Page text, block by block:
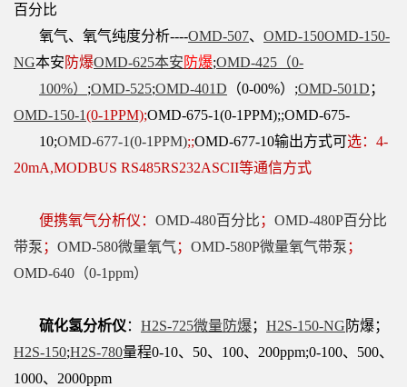
百分比
氧气、氧气纯度分析----OMD-507、 OMD-150OMD-150-
NG本安 防爆OMD-625本安 防爆;OMD-425（0-
100%） ;OMD-525;OMD-401D （0-00%）;OMD-501D ；
OMD-150-1(0-1PPM);OMD-675-1(0-1PPM);;OMD-675-
10;OMD-677-1(0-1PPM);;OMD-677-10输出方式可选：4-
20mA,MODBUS RS485RS232ASCII等通信方式
便携氧气分析仪： OMD-480百分比 ； OMD-480P百分比
带泵 ； OMD-580微量氧气 ； OMD-580P微量氧气带泵 ；
OMD-640（0-1ppm）
硫化氢分析仪 ： H2S-725微量防爆； H2S-150-NG 防爆；
H2S-150;H2S-780量程0-10、50、100、200ppm;0-100、500、
1000、2000ppm